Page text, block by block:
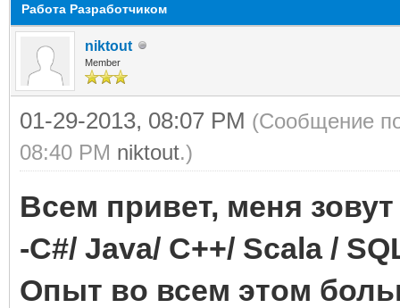
Работа Разработчиком
niktout
Member
01-29-2013, 08:07 PM (Сообщение
08:40 PM niktout.)
Всем привет, меня
-C#/ Java/ C++/ Scala /
Опыт во всем этом